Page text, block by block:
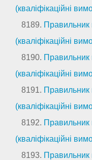
(кваліфікаційні
8189. Правильник
(кваліфікаційні
8190. Правильник
(кваліфікаційні
8191. Правильник
(кваліфікаційні
8192. Правильник
(кваліфікаційні
8193. Правильник